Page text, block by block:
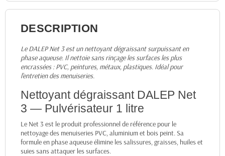
DESCRIPTION
Le DALEP Net 3 est un nettoyant dégraissant surpuissant en
phase aqueuse. Il nettoie sans rinçage les surfaces les plus
encrassées : PVC, peintures, métaux, plastiques. Idéal pour
l'entretien des menuiseries.
Nettoyant dégraissant DALEP Net
3 — Pulvérisateur 1 litre
Le Net 3 est le produit professionnel de référence pour le
nettoyage des menuiseries PVC, aluminium et bois peint. Sa
formule en phase aqueuse élimine les salissures, graisses, huiles et
suies sans attaquer les surfaces.